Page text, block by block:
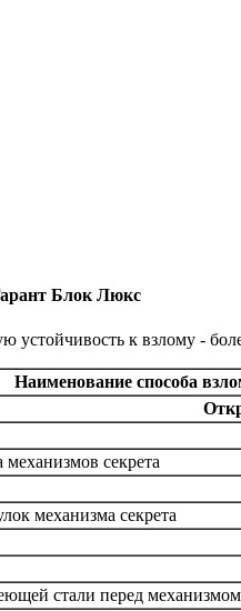
Блок Люкс
устойчивость к взлому -
Наименование способа
секрета
механизма секрета
стали перед механизмом